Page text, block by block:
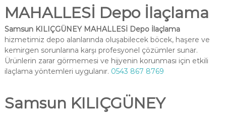
MAHALLESİ Depo İlaçlama
Samsun KILIÇGÜNEY MAHALLESİ Depo İlaçlama
hizmetimiz depo alanlarında oluşabilecek böcek, haşere ve
kemirgen sorunlarına karşı profesyonel çözümler sunar.
Ürünlerin zarar görmemesi ve hijyenin korunması için etkili
ilaçlama yöntemleri uygulanır. 0543 867 8769
Samsun KILIÇGÜNEY